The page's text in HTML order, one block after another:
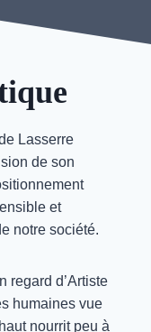
Lasserre
de son
et
notre société.
regard d’Artiste
humaines vue
nourrit peu à